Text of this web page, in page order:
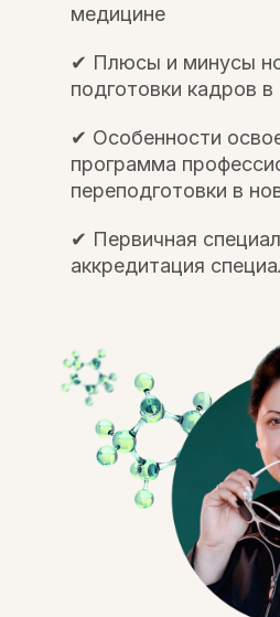
медицине
✔ Первичная
аккредитация
✔ Особенности
программа
переподготовки в
✔ Плюсы и минусы
подготовки кадров